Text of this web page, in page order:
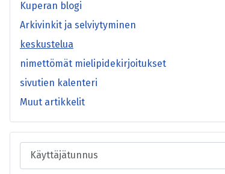
Kuperan blogi
Arkivinkit ja selviytyminen
keskustelua
nimettömät mielipidekirjoitukset
sivutien kalenteri
Muut artikkelit
Käyttäjätunnus